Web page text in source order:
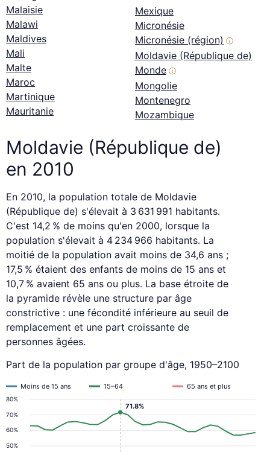
Malaisie
Malawi
Maldives
Mali
Malte
Maroc
Martinique
Mauritanie
Mexique
Micronésie
Micronésie (région) ⓘ
Moldavie (République de)
Monde ⓘ
Mongolie
Montenegro
Mozambique
Moldavie (République de)
en 2010
En 2010, la population totale de Moldavie
(République de) s'élevait à 3 631 991 habitants.
C'est 14,2 % de moins qu'en 2000, lorsque la
population s'élevait à 4 234 966 habitants. La
moitié de la population avait moins de 34,6 ans ;
17,5 % étaient des enfants de moins de 15 ans et
10,7 % avaient 65 ans ou plus. La base étroite de
la pyramide révèle une structure par âge
constrictive : une fécondité inférieure au seuil de
remplacement et une part croissante de
personnes âgées.
Part de la population par groupe d'âge, 1950–2100
50%
60%
70%
80%
Moins de 15 ans 15–64 65 ans et plus
71.8%